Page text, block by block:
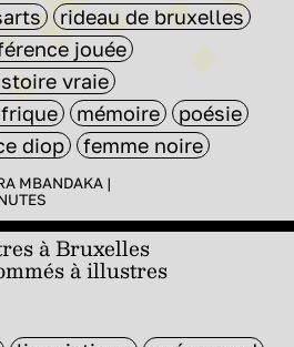
rideau de bruxelles
jouée
vraie
mémoire
poésie
diop femme noire
MBANDAKA |
à Bruxelles
à illustres